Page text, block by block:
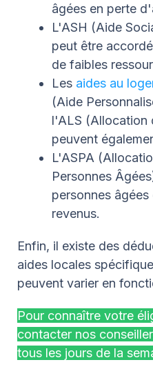
âgées en perte
L'ASH (Aide
peut être
de faibles
Les aides au
(Aide
l'ALS (Allocation
peuvent
L'ASPA
Personnes
personnes
revenus.
Enfin, il existe des
aides locales
peuvent varier en
Pour connaître votre
contacter nos
tous les jours de la